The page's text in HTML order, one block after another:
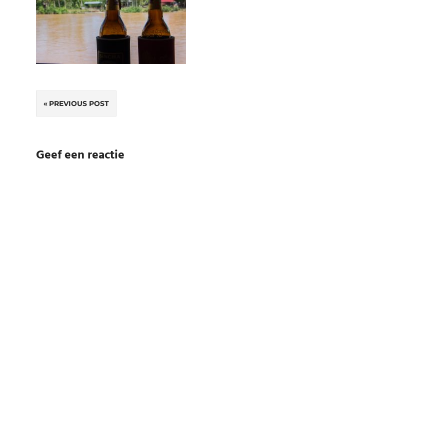
Bericht
navigatie
PREVIOUS POST
Geef een reactie